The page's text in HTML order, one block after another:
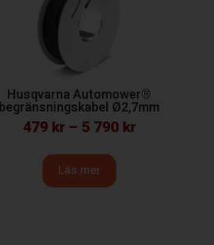
Husqvarna Automower®
begränsningskabel Ø2,7mm
479 kr– 5 790 kr
Läs mer